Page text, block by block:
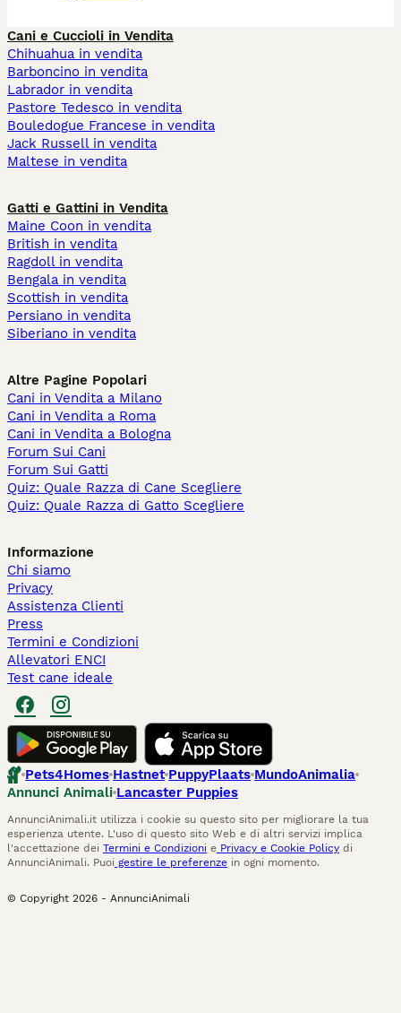
Cani e Cuccioli in Vendita
Chihuahua in vendita
Barboncino in vendita
Labrador in vendita
Pastore Tedesco in vendita
Bouledogue Francese in vendita
Jack Russell in vendita
Maltese in vendita
Gatti e Gattini in Vendita
Maine Coon in vendita
British in vendita
Ragdoll in vendita
Bengala in vendita
Scottish in vendita
Persiano in vendita
Siberiano in vendita
Altre Pagine Popolari
Cani in Vendita a Milano
Cani in Vendita a Roma
Cani in Vendita a Bologna
Forum Sui Cani
Forum Sui Gatti
Quiz: Quale Razza di Cane Scegliere
Quiz: Quale Razza di Gatto Scegliere
Informazione
Chi siamo
Privacy
Assistenza Clienti
Press
Termini e Condizioni
Allevatori ENCI
Test cane ideale
Pets4Homes Hastnet PuppyPlaats MundoAnimalia
Annunci Animali Lancaster Puppies
AnnunciAnimali.it utilizza i cookie su questo sito per migliorare la tua
esperienza utente. L'uso di questo sito Web e di altri servizi implica
l'accettazione dei Termini e Condizioni e Privacy e Cookie Policy di
AnnunciAnimali. Puoi gestire le preferenze in ogni momento.
© Copyright 2026 - AnnunciAnimali